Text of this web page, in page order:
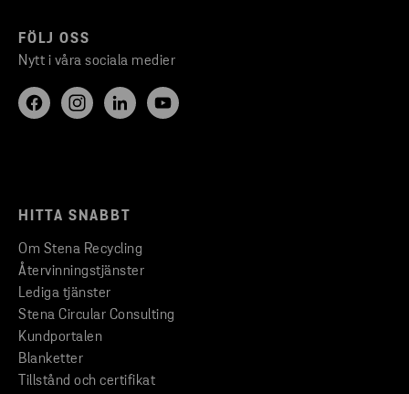
FÖLJ OSS
Nytt i våra sociala medier
HITTA SNABBT
Om Stena Recycling
Återvinningstjänster
Lediga tjänster
Stena Circular Consulting
Kundportalen
Blanketter
Tillstånd och certifikat